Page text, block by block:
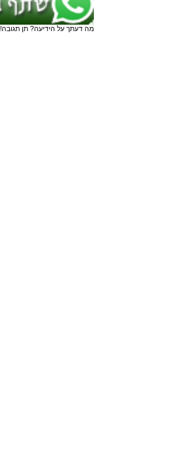
מה דעתך על הידיעה? תן תגובה!